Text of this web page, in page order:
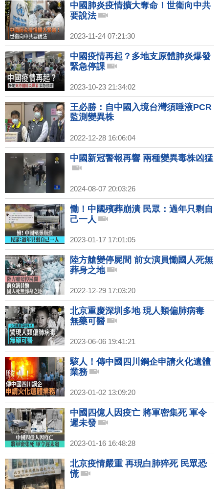
中國肺炎疫情擴大奪命！世衛向中共
要說法
2023-11-24 07:21:30
中國疫情再起？多地支原體肺炎爆發
緊急停課
2023-10-23 21:34:02
王必勝：自中國入境台灣須唾液PCR
監測變異株
2022-12-28 16:06:04
中國新冠警報再響 兩種變異毒株凶猛
2024-08-07 20:03:26
慟！中國殯葬崩潰 民眾：過年只剩自
己一人
2023-01-17 17:01:05
陸方艙變停屍間 前女演員慟國人死無
葬身之地
2022-12-29 17:03:20
北京重慶深圳多地 現人類偏肺病毒
無藥可醫
2023-06-06 19:41:21
駭人！傳中國四川鋼企申請火化遺體
業務
2023-01-02 13:09:20
中國四億人因疫亡 將軍密集死 軍令
遲未發
2023-01-16 16:48:28
北京疫情嚴重 再現白肺猝死 民眾恐
慌